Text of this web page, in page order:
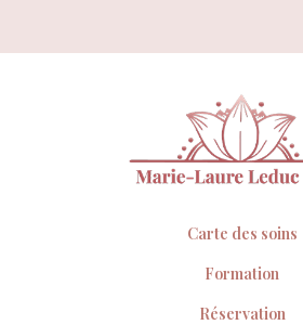
Carte des soins
Formation
Réservation